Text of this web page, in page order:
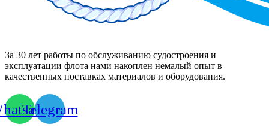
За 30 лет работы по обслуживанию судостроения и
эксплуатации флота нами накоплен немалый опыт в
качественных поставках материалов и оборудования.
Telegram